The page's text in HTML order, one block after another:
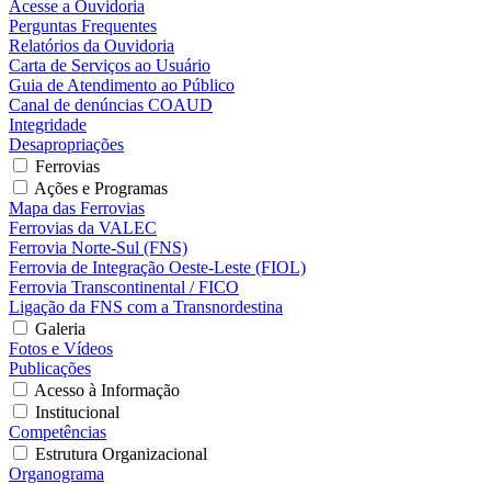
Acesse a Ouvidoria
Perguntas Frequentes
Relatórios da Ouvidoria
Carta de Serviços ao Usuário
Guia de Atendimento ao Público
Canal de denúncias COAUD
Integridade
Desapropriações
Ferrovias
Ações e Programas
Mapa das Ferrovias
Ferrovias da VALEC
Ferrovia Norte-Sul (FNS)
Ferrovia de Integração Oeste-Leste (FIOL)
Ferrovia Transcontinental / FICO
Ligação da FNS com a Transnordestina
Galeria
Fotos e Vídeos
Publicações
Acesso à Informação
Institucional
Competências
Estrutura Organizacional
Organograma